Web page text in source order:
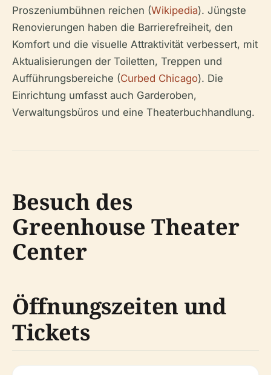
Proszeniumbühnen reichen (Wikipedia). Jüngste
Renovierungen haben die Barrierefreiheit, den
Komfort und die visuelle Attraktivität verbessert, mit
Aktualisierungen der Toiletten, Treppen und
Aufführungsbereiche (Curbed Chicago). Die
Einrichtung umfasst auch Garderoben,
Verwaltungsbüros und eine Theaterbuchhandlung.
Besuch des
Greenhouse Theater
Center
Öffnungszeiten und
Tickets